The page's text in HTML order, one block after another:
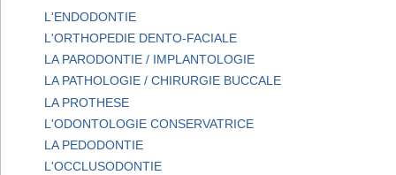
L'ENDODONTIE
L'ORTHOPEDIE DENTO-FACIALE
LA PARODONTIE / IMPLANTOLOGIE
LA PATHOLOGIE / CHIRURGIE BUCCALE
LA PROTHESE
L'ODONTOLOGIE CONSERVATRICE
LA PEDODONTIE
L'OCCLUSODONTIE